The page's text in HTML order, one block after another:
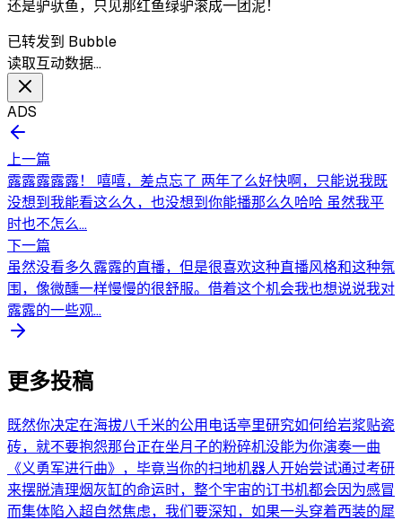
还是驴驮鱼，只见那红鱼绿驴滚成一团泥！
已转发到 Bubble
读取互动数据…
ADS
上一篇
露露露露露！ 嘻嘻，差点忘了 两年了么好快啊，只能说我既
没想到我能看这么久，也没想到你能播那么久哈哈 虽然我平
时也不怎么...
下一篇
虽然没看多久露露的直播，但是很喜欢这种直播风格和这种氛
围，像微醺一样慢慢的很舒服。借着这个机会我也想说说我对
露露的一些观...
更多投稿
既然你决定在海拔八千米的公用电话亭里研究如何给岩浆贴瓷
砖，就不要抱怨那台正在坐月子的粉碎机没能为你演奏一曲
《义勇军进行曲》，毕竟当你的扫地机器人开始尝试通过考研
来摆脱清理烟灰缸的命运时，整个宇宙的订书机都会因为感冒
而集体陷入超自然焦虑，我们要深知，如果一头穿着西装的犀